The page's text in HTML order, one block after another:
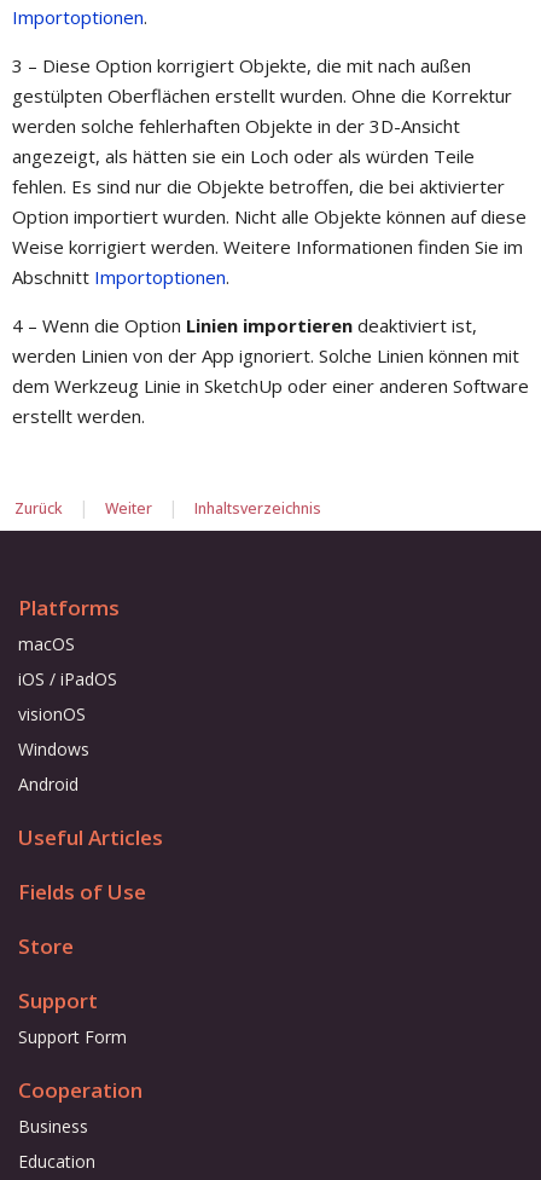
Importoptionen.
3 – Diese Option korrigiert Objekte, die mit nach außen
gestülpten Oberflächen erstellt wurden. Ohne die Korrektur
werden solche fehlerhaften Objekte in der 3D-Ansicht
angezeigt, als hätten sie ein Loch oder als würden Teile
fehlen. Es sind nur die Objekte betroffen, die bei aktivierter
Option importiert wurden. Nicht alle Objekte können auf diese
Weise korrigiert werden. Weitere Informationen finden Sie im
Abschnitt Importoptionen.
4 – Wenn die Option Linien importieren deaktiviert ist,
werden Linien von der App ignoriert. Solche Linien können mit
dem Werkzeug Linie in SketchUp oder einer anderen Software
erstellt werden.
Zurück | Weiter | Inhaltsverzeichnis
Platforms
macOS
iOS / iPadOS
visionOS
Windows
Android
Useful Articles
Fields of Use
Store
Support
Support Form
Cooperation
Business
Education